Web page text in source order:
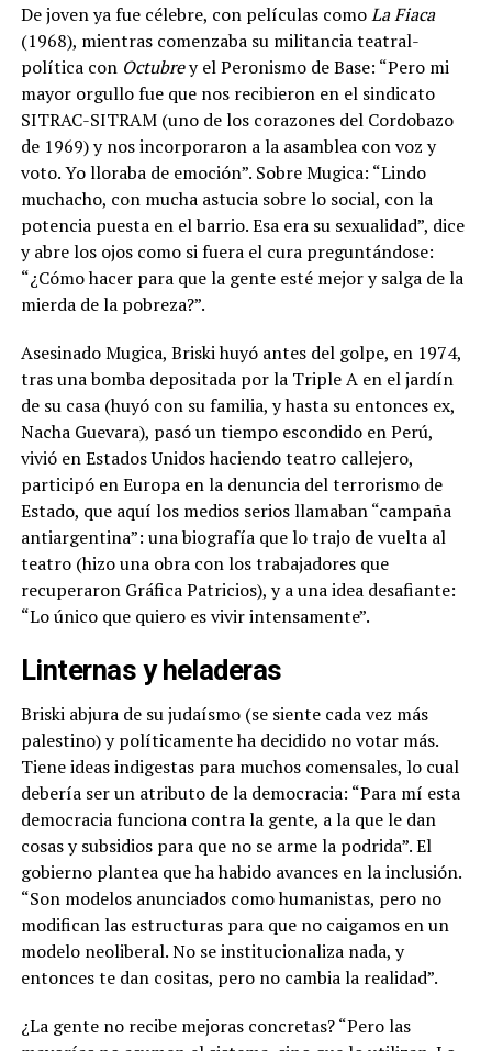
De joven ya fue célebre, con películas comoLa Fiaca
(1968), mientras comenzaba su militancia teatral-
política con Octubrey el Peronismo de Base: “Pero mi
mayor orgullo fue que nos recibieron en el sindicato
SITRAC-SITRAM (uno de los corazones del Cordobazo
de 1969) y nos incorporaron a la asamblea con voz y
voto. Yo lloraba de emoción”. Sobre Mugica: “Lindo
muchacho, con mucha astucia sobre lo social, con la
potencia puesta en el barrio. Esa era su sexualidad”, dice
y abre los ojos como si fuera el cura preguntándose:
“¿Cómo hacer para que la gente esté mejor y salga de la
mierda de la pobreza?”.
Asesinado Mugica, Briski huyó antes del golpe, en 1974,
tras una bomba depositada por la Triple A en el jardín
de su casa (huyó con su familia, y hasta su entonces ex,
Nacha Guevara), pasó un tiempo escondido en Perú,
vivió en Estados Unidos haciendo teatro callejero,
participó en Europa en la denuncia del terrorismo de
Estado, que aquí los medios serios llamaban “campaña
antiargentina”: una biografía que lo trajo de vuelta al
teatro (hizo una obra con los trabajadores que
recuperaron Gráfica Patricios), y a una idea desafiante:
“Lo único que quiero es vivir intensamente”.
Linternas y heladeras
Briski abjura de su judaísmo (se siente cada vez más
palestino) y políticamente ha decidido no votar más.
Tiene ideas indigestas para muchos comensales, lo cual
debería ser un atributo de la democracia: “Para mí esta
democracia funciona contra la gente, a la que le dan
cosas y subsidios para que no se arme la podrida”. El
gobierno plantea que ha habido avances en la inclusión.
“Son modelos anunciados como humanistas, pero no
modifican las estructuras para que no caigamos en un
modelo neoliberal. No se institucionaliza nada, y
entonces te dan cositas, pero no cambia la realidad”.
¿La gente no recibe mejoras concretas?“Pero las